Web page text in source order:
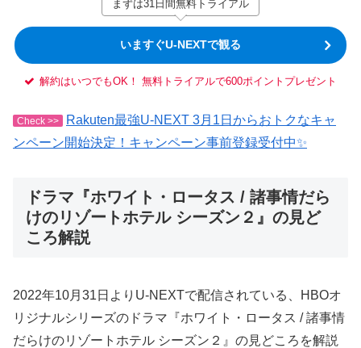
まずは31日間無料トライアル
いますぐU-NEXTで観る
解約はいつでもOK！ 無料トライアルで600ポイントプレゼント
Check >>
Rakuten最強U-NEXT 3月1日からおトクなキャ
ンペーン開始決定！キャンペーン事前登録受付中✨
ドラマ『ホワイト・ロータス / 諸事情だら
けのリゾートホテル シーズン２』の見ど
ころ解説
2022年10月31日よりU-NEXTで配信されている、HBOオ
リジナルシリーズのドラマ『ホワイト・ロータス / 諸事情
だらけのリゾートホテル シーズン２』の見どころを解説